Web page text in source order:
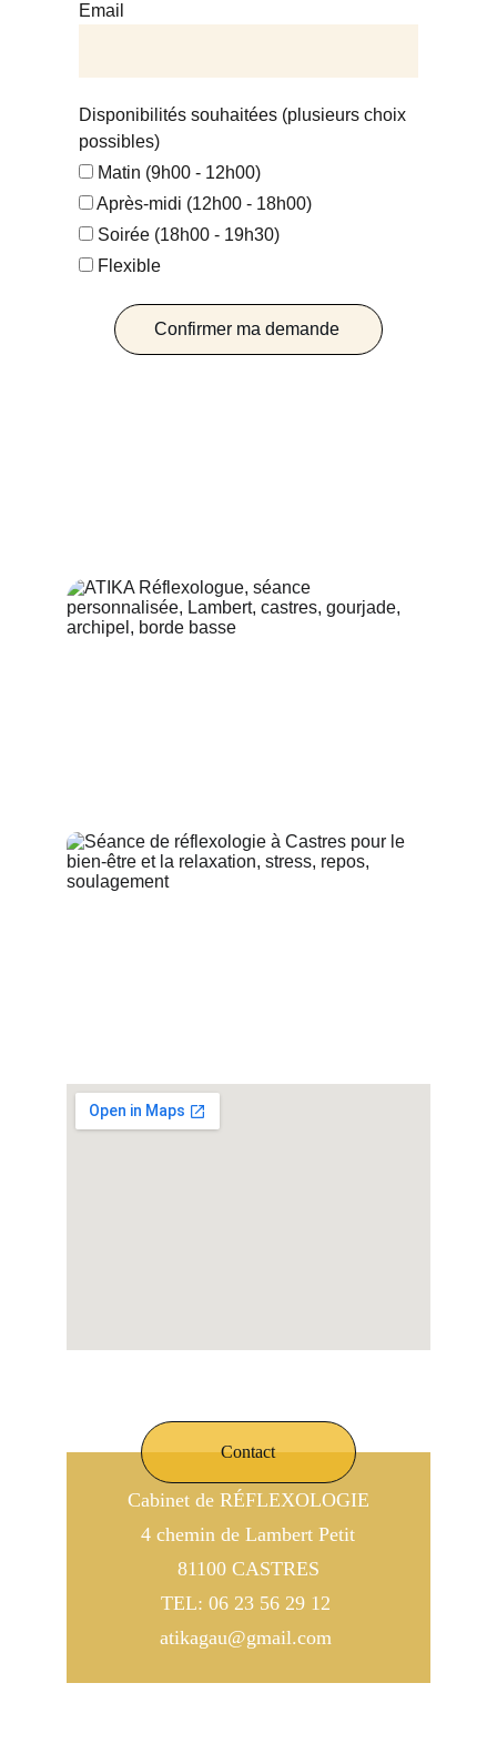
Email
Disponibilités souhaitées (plusieurs choix
possibles)
Matin (9h00 - 12h00)
Après-midi (12h00 - 18h00)
Soirée (18h00 - 19h30)
Flexible
Confirmer ma demande
Cabinet de RÉFLEXOLOGIE
4 chemin de Lambert Petit
81100 CASTRES
TEL: 06 23 56 29 12
atikagau@gmail.com
Contact